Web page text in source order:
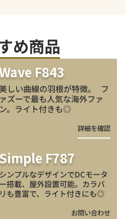
め商品
F843
しい曲線の羽根が特徴。 フ
ァズーで最も人気な海外ファ
ン。ライト付きも◎
詳細を確認
Simple F787
シンプルなデザインでDCモータ
ー搭載、屋外設置可能。カラバ
リも豊富で、ライト付きにも◎
お問い合わせ